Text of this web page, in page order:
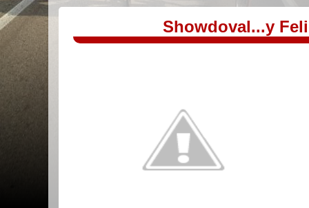
Showdoval...y